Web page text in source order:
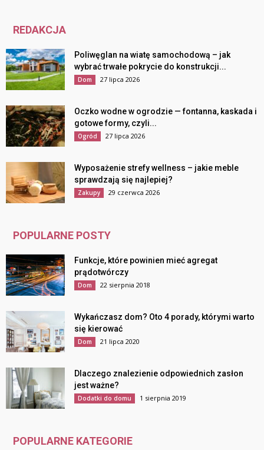
REDAKCJA
Poliwęglan na wiatę samochodową – jak
wybrać trwałe pokrycie do konstrukcji...
Dom 27 lipca 2026
Oczko wodne w ogrodzie — fontanna, kaskada i
gotowe formy, czyli...
Ogród 27 lipca 2026
Wyposażenie strefy wellness – jakie meble
sprawdzają się najlepiej?
Zakupy 29 czerwca 2026
POPULARNE POSTY
Funkcje, które powinien mieć agregat
prądotwórczy
Dom 22 sierpnia 2018
Wykańczasz dom? Oto 4 porady, którymi warto
się kierować
Dom 21 lipca 2020
Dlaczego znalezienie odpowiednich zasłon
jest ważne?
Dodatki do domu 1 sierpnia 2019
POPULARNE KATEGORIE